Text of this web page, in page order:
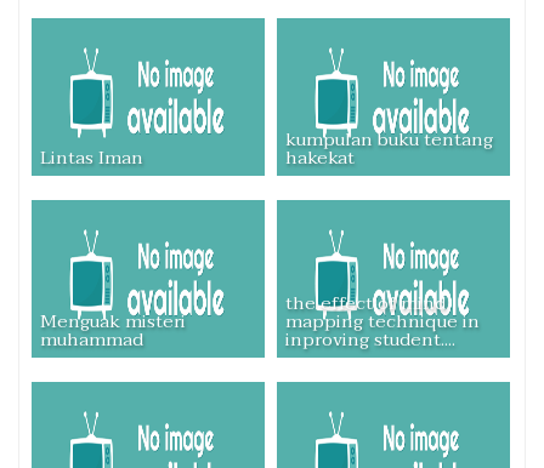
Lintas Iman
kumpulan buku tentang
hakekat
Menguak misteri
muhammad
the effect of mind
mapping technique in
inproving student....